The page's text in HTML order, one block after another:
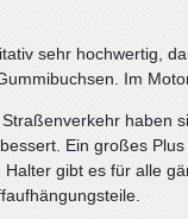
sehr hochwertig,
Im
haben
Ein großes
Halter gibt es für alle